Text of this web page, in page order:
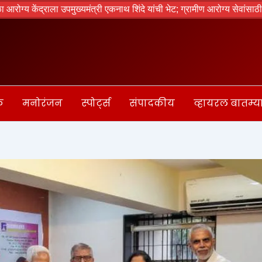
एकनाथ शिंदे यांची भेट; ग्रामीण आरोग्य सेवांसाठी आवश्यक
मनोरंजन स्पोर्ट्स संपादकीय व्हायरल